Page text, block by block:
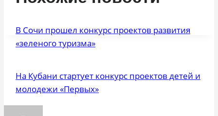
В Сочи прошел конкурс проектов развития
«зеленого туризма»
На Кубани стартует конкурс проектов детей и
молодежи «Первых»